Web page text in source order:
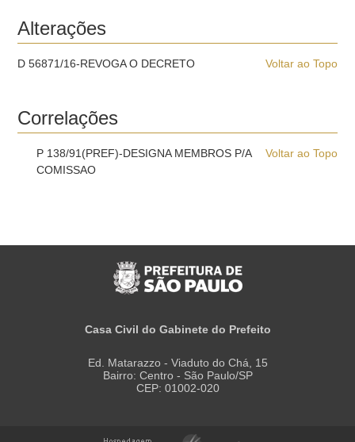
Alterações
Voltar ao Topo
D 56871/16-REVOGA O DECRETO
Correlações
Voltar ao Topo
P 138/91(PREF)-DESIGNA MEMBROS P/A
COMISSAO
Casa Civil do Gabinete do Prefeito
Ed. Matarazzo - Viaduto do Chá, 15
Bairro: Centro - São Paulo/SP
CEP: 01002-020